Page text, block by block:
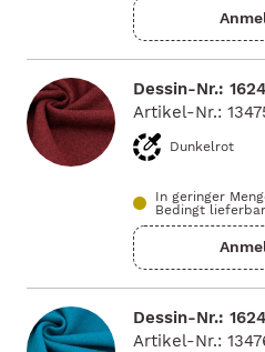
Dessin-Nr.:
Artikel-Nr.:
Dunkelrot
In geringer
Bedingt
Dessin-Nr.:
Artikel-Nr.: